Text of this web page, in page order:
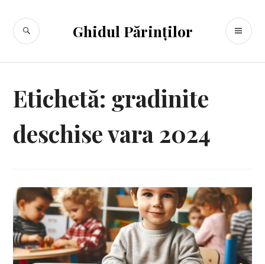
conținut
Ghidul Părinților
CĂUTARE
Etichetă: gradinite
deschise vara 2024